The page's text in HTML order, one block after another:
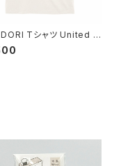
Tシャツ United A
（オンス）